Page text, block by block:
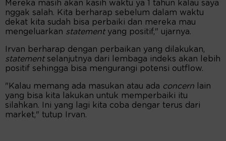
Mereka masih akan kasih waktu ya 1 tahun kalau saya
nggak salah. Kita berharap sebelum dalam waktu
dekat kita sudah bisa perbaiki dan mereka mau
mengeluarkan statementyang positif," ujarnya.
Irvan berharap dengan perbaikan yang dilakukan,
statementselanjutnya dari lembaga indeks akan lebih
positif sehingga bisa mengurangi potensi outflow.
"Kalau memang ada masukan atau ada concern lain
yang bisa kita lakukan untuk memperbaiki itu
silahkan. Ini yang lagi kita coba dengar terus dari
market," tutup Irvan.